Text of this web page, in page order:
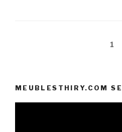
1
MEUBLESTHIRY.COM